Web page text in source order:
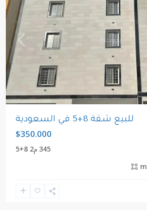
للبيع شقة 8+5 في السعودية
$350.000
345 م2 8+5